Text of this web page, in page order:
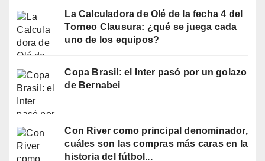
La Calculadora de Olé de la fecha 4 del
Torneo Clausura: ¿qué se juega cada
uno de los equipos?
Copa Brasil: el Inter pasó por un golazo
de Bernabei
Con River como principal denominador,
cuáles son las compras más caras en la
historia del fútbol...